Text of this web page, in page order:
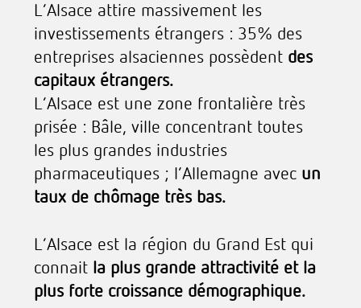
L’Alsace attire massivement les
investissements étrangers : 35% des
entreprises alsaciennes possèdent des
capitaux étrangers.
L’Alsace est une zone frontalière très
prisée : Bâle, ville concentrant toutes
les plus grandes industries
pharmaceutiques ; l’Allemagne avec un
taux de chômage très bas.
L’Alsace est la région du Grand Est qui
connait la plus grande attractivité et la
plus forte croissance démographique.